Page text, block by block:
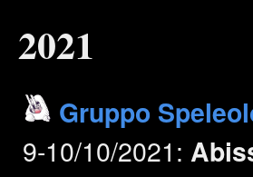
2021
Gruppo
9-10/10/2021: